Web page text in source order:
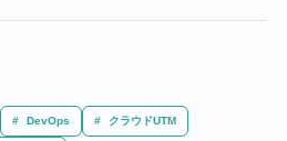
DevOps クラウドUTM